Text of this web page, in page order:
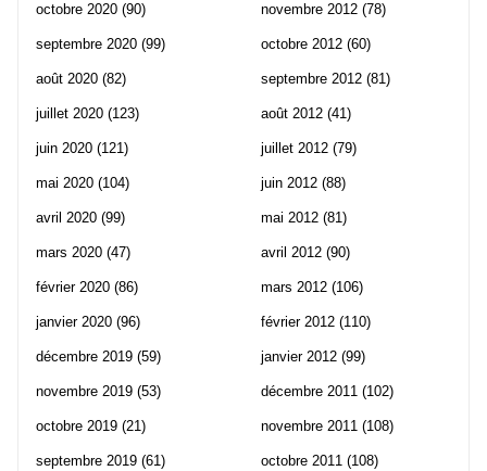
octobre 2020 (90)
septembre 2020 (99)
août 2020 (82)
juillet 2020 (123)
juin 2020 (121)
mai 2020 (104)
avril 2020 (99)
mars 2020 (47)
février 2020 (86)
janvier 2020 (96)
décembre 2019 (59)
novembre 2019 (53)
octobre 2019 (21)
septembre 2019 (61)
novembre 2012 (78)
octobre 2012 (60)
septembre 2012 (81)
août 2012 (41)
juillet 2012 (79)
juin 2012 (88)
mai 2012 (81)
avril 2012 (90)
mars 2012 (106)
février 2012 (110)
janvier 2012 (99)
décembre 2011 (102)
novembre 2011 (108)
octobre 2011 (108)